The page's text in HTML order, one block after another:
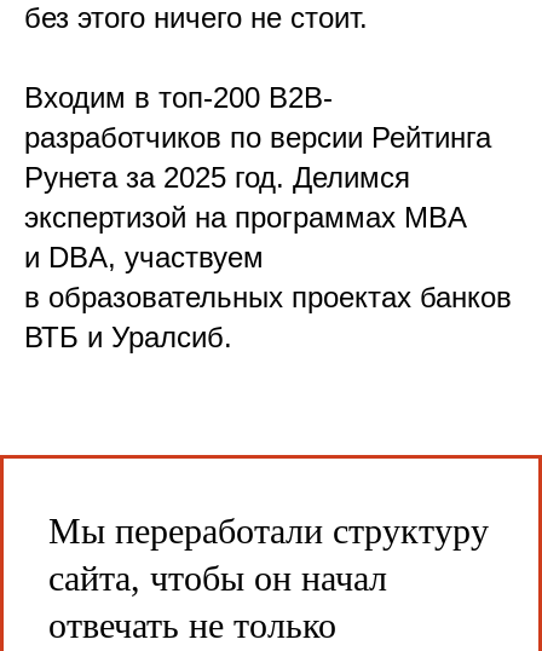
без этого ничего не стоит.
Входим в топ-200 B2B-
разработчиков по версии Рейтинга
Рунета за 2025 год. Делимся
экспертизой на программах MBA
и DBA, участвуем
в образовательных проектах банков
ВТБ и Уралсиб.
Мы переработали структуру
сайта, чтобы он начал
отвечать не только